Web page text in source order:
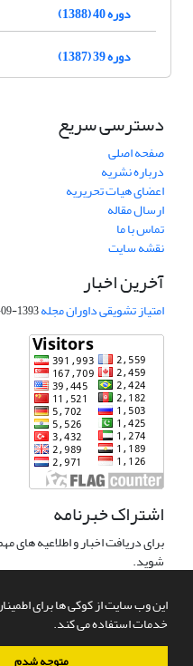
این وب سایت از کوکی ها برای
خدمات استفاده می کند.
متوجه شدم
دوره 40 (1388)
دوره 39 (1387)
دسترسی سریع
صفحه اصلی
درباره نشریه
اعضای هیات تحریریه
ارسال مقاله
تماس با ما
نقشه سایت
آخرین اخبار
امتیاز تشویقی داوران مجله1393-09-01
اشتراک خبرنامه
برای دریافت اخبار و اطلاعیه
شوید.